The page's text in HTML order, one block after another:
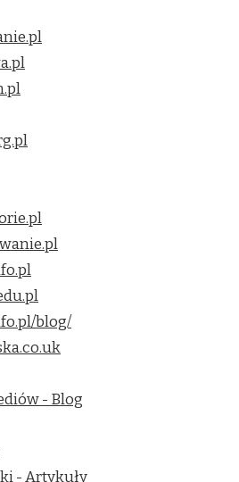
blog/
- Blog
- Artykuły